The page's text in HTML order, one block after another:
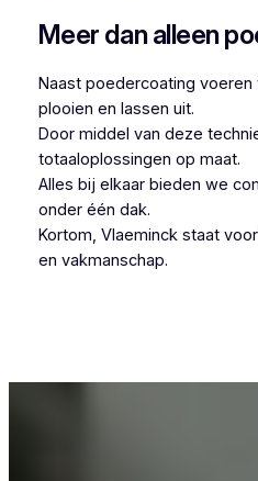
Meer dan alleen
Naast poedercoating voeren
plooien en lassen uit.
Door middel van deze
totaaloplossingen op maat.
Alles bij elkaar bieden we
onder één dak.
Kortom, Vlaeminck staat
en vakmanschap.